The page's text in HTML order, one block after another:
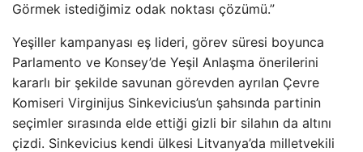
Görmek istediğimiz odak noktası çözümü.”
Yeşiller kampanyası eş lideri, görev süresi boyunca
Parlamento ve Konsey’de Yeşil Anlaşma önerilerini
kararlı bir şekilde savunan görevden ayrılan Çevre
Komiseri Virginijus Sinkevicius’un şahsında partinin
seçimler sırasında elde ettiği gizli bir silahın da altını
çizdi. Sinkevicius kendi ülkesi Litvanya’da milletvekili